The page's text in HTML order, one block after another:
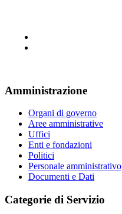
Amministrazione
Organi di governo
Aree amministrative
Uffici
Enti e fondazioni
Politici
Personale amministrativo
Documenti e Dati
Categorie di Servizio